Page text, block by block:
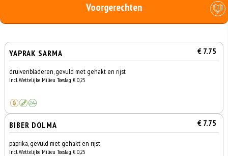
Voorgerechten
YAPRAK SARMA € 7.75
druivenbladeren, gevuld met gehakt en rijst
Incl. Wettelijke Milieu Toeslag € 0,25
BIBER DOLMA € 7.75
paprika, gevuld met gehakt en rijst
Incl. Wettelijke Milieu Toeslag € 0,25